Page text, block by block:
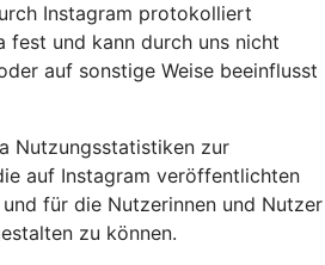
Instagram protokolliert
fest und kann durch uns nicht
auf sonstige Weise beeinflusst
Nutzungsstatistiken zur
auf Instagram veröffentlichten
für die Nutzerinnen und Nutzer
zu können.